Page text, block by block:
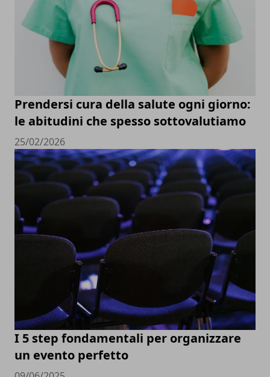
Prendersi cura della salute ogni giorno:
le abitudini che spesso sottovalutiamo
25/02/2026
I 5 step fondamentali per organizzare
un evento perfetto